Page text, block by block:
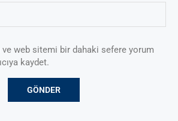
ve web sitemi bir dahaki sefere yorum
kaydet.